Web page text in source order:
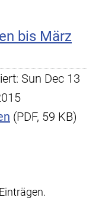
bis März
Sun Dec 13
(PDF, 59 KB)